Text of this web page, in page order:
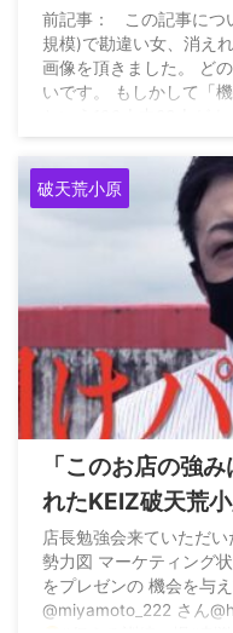
も完全無視されて
前記事： この記事につ
規模)で勘違い女、消え
画像を頂きました。 ど
いです。 もしかして「
pic.twitter.com/
@+118k (@U_pachikasu
破天荒小原
「このお店の強
れたKEIZ破天荒
店長勉強会来ていただ
勢力図 マーケティング
をプレゼンの 機会を与
@miyamoto_222 さん